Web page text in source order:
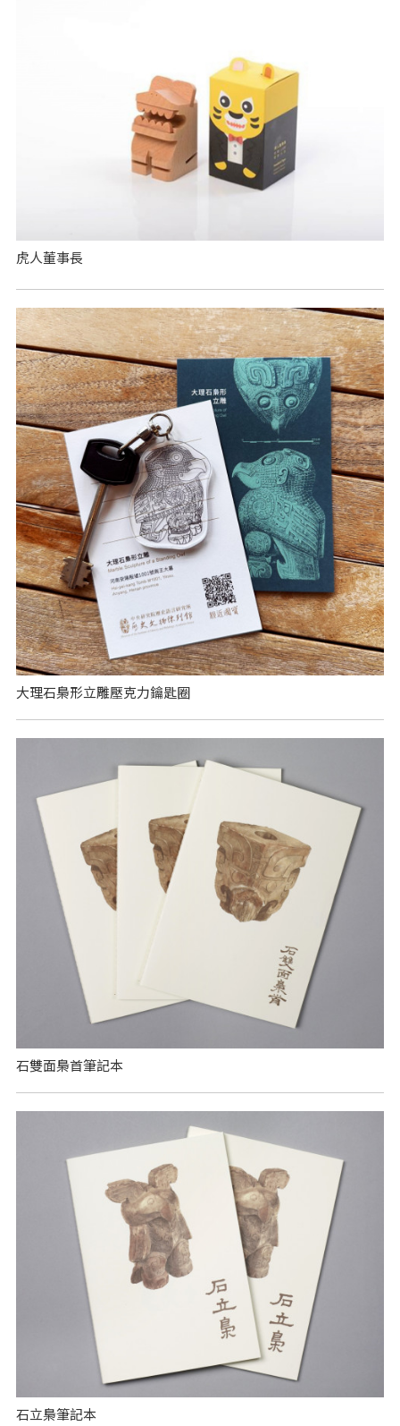
虎人董事長
大理石梟形立雕壓克力鑰匙圈
石雙面梟首筆記本
石立梟筆記本